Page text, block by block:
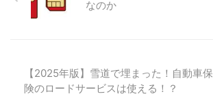
なのか
【2025年版】雪道で埋まった！自動車保
険のロードサービスは使える！？